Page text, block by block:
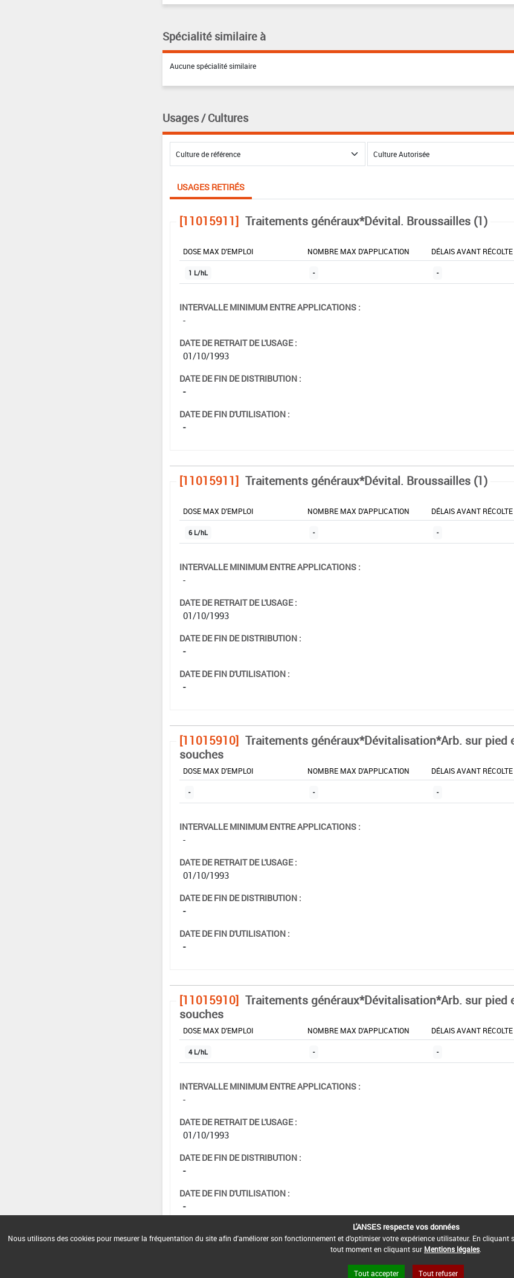
Spécialité similaire à
Aucune spécialité similaire
Usages / Cultures
USAGES RETIRÉS
[11015911] Traitements généraux*Dévital. Broussailles (1)
DOSE MAX D'EMPLOI NOMBRE MAX D'APPLICATION DÉLAIS AVANT RÉCOLTE
1 L/hL - -
INTERVALLE MINIMUM ENTRE APPLICATIONS :
-
DATE DE RETRAIT DE L'USAGE :
01/10/1993
DATE DE FIN DE DISTRIBUTION :
-
DATE DE FIN D'UTILISATION :
-
[11015911] Traitements généraux*Dévital. Broussailles (1)
DOSE MAX D'EMPLOI NOMBRE MAX D'APPLICATION DÉLAIS AVANT RÉCOLTE
6 L/hL - -
INTERVALLE MINIMUM ENTRE APPLICATIONS :
-
DATE DE RETRAIT DE L'USAGE :
01/10/1993
DATE DE FIN DE DISTRIBUTION :
-
DATE DE FIN D'UTILISATION :
-
[11015910] Traitements généraux*Dévitalisation*Arb. sur pied
souches
DOSE MAX D'EMPLOI NOMBRE MAX D'APPLICATION DÉLAIS AVANT RÉCOLTE
- - -
INTERVALLE MINIMUM ENTRE APPLICATIONS :
-
DATE DE RETRAIT DE L'USAGE :
01/10/1993
DATE DE FIN DE DISTRIBUTION :
-
DATE DE FIN D'UTILISATION :
-
[11015910] Traitements généraux*Dévitalisation*Arb. sur pied
souches
DOSE MAX D'EMPLOI NOMBRE MAX D'APPLICATION DÉLAIS AVANT RÉCOLTE
4 L/hL - -
INTERVALLE MINIMUM ENTRE APPLICATIONS :
-
DATE DE RETRAIT DE L'USAGE :
01/10/1993
DATE DE FIN DE DISTRIBUTION :
-
DATE DE FIN D'UTILISATION :
-
L'ANSES respecte vos données
Nous utilisons des cookies pour mesurer la fréquentation du site afin d'améliorer son fonctionnement et d'optimiser votre expérience utilisateur. En
tout moment en cliquant sur Mentions légales
Tout accepter Tout refuser